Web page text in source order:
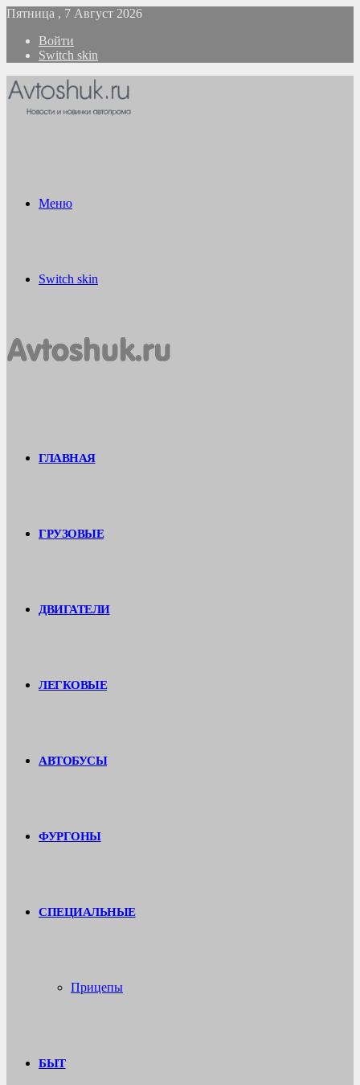
Пятница , 7 Август 2026
Войти
Switch skin
Меню
Switch skin
ГЛАВНАЯ
ГРУЗОВЫЕ
ДВИГАТЕЛИ
ЛЕГКОВЫЕ
АВТОБУСЫ
ФУРГОНЫ
СПЕЦИАЛЬНЫЕ
Прицепы
БЫТ